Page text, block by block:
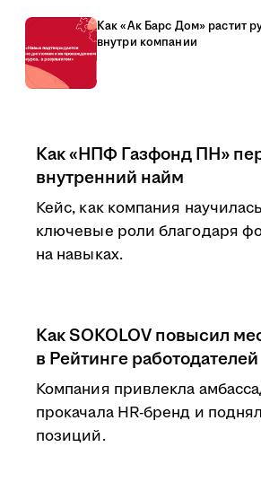
Как «Ак Барс Дом» растит
внутри компании
Как «НПФ Газфонд ПН»
внутренний найм
Кейс, как компания
ключевые роли благодаря
на навыках.
Как SOKOLOV повысил
в Рейтинге работодателей
Компания привлекла
прокачала HR-бренд и
позиций.